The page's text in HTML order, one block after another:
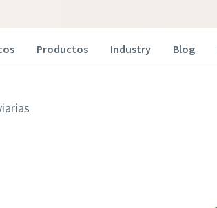
Productos Industry Blog